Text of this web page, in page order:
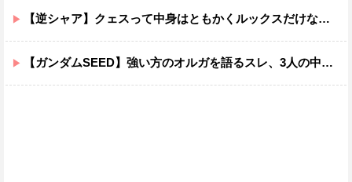
【逆シャア】クェスって中身はともかくルックスだけなら最高だな
【ガンダムSEED】強い方のオルガを語るスレ、3人の中でも強化は一番されてない方